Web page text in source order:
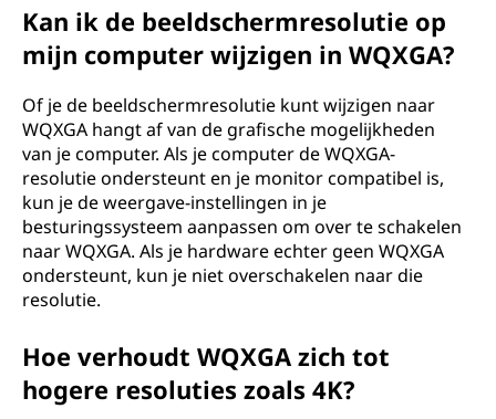
Kan ik de beeldschermresolutie op
mijn computer wijzigen in WQXGA?
Of je de beeldschermresolutie kunt wijzigen naar
WQXGA hangt af van de grafische mogelijkheden
van je computer. Als je computer de WQXGA-
resolutie ondersteunt en je monitor compatibel is,
kun je de weergave-instellingen in je
besturingssysteem aanpassen om over te schakelen
naar WQXGA. Als je hardware echter geen WQXGA
ondersteunt, kun je niet overschakelen naar die
resolutie.
Hoe verhoudt WQXGA zich tot
hogere resoluties zoals 4K?